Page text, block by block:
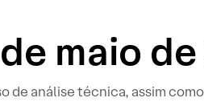
maio
de análise técnica, assim